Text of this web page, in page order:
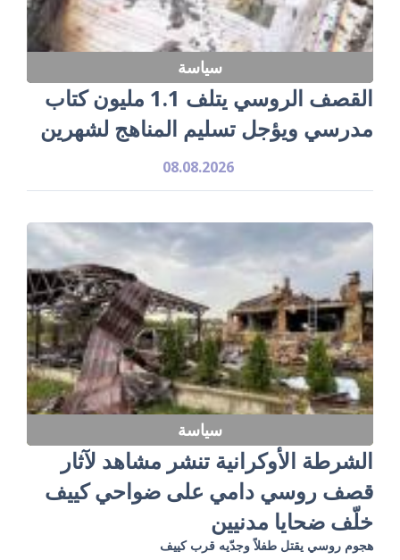
سياسة
القصف الروسي يتلف 1.1 مليون كتاب
مدرسي ويؤجل تسليم المناهج لشهرين
08.08.2026
سياسة
الشرطة الأوكرانية تنشر مشاهد لآثار
قصف روسي دامي على ضواحي كييف
خلّف ضحايا مدنيين
هجوم روسي يقتل طفلاً وجدّيه قرب كييف